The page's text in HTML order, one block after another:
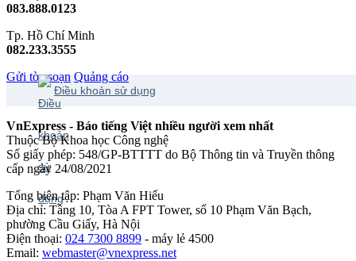
083.888.0123
Tp. Hồ Chí Minh
082.233.3555
Gửi tòa soạn Quảng cáo
Điều khoản sử dụng
VnExpress - Báo tiếng Việt nhiều người xem nhất
Thuộc Bộ Khoa học Công nghệ
Số giấy phép: 548/GP-BTTTT do Bộ Thông tin và Truyền thông
cấp ngày 24/08/2021
Tổng biên tập: Phạm Văn Hiếu
Địa chỉ: Tầng 10, Tòa A FPT Tower, số 10 Phạm Văn Bạch,
phường Cầu Giấy, Hà Nội
Điện thoại: 024 7300 8899 - máy lẻ 4500
Email: webmaster@vnexpress.net